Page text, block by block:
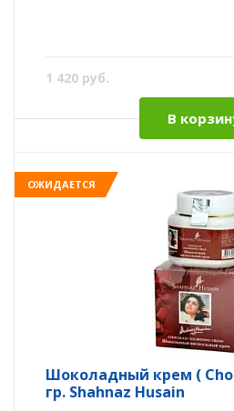
1 420 руб.
В
ОЖИДАЕТСЯ
Шоколадный крем (
гр. Shahnaz Husain